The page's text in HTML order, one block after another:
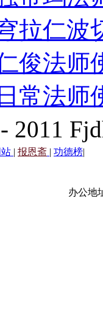
拉仁波
俊法师
常法师
2011
| 报恩斋 | 功德榜|
办公地